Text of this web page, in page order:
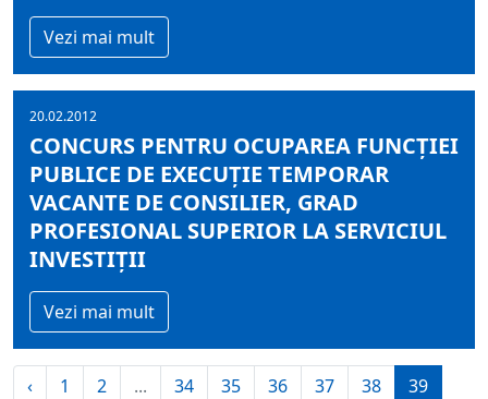
Vezi mai mult
20.02.2012
CONCURS PENTRU OCUPAREA FUNCŢIEI
PUBLICE DE EXECUŢIE TEMPORAR
VACANTE DE CONSILIER, GRAD
PROFESIONAL SUPERIOR LA SERVICIUL
INVESTIŢII
Vezi mai mult
‹ 1 2 ... 34 35 36 37 38
39